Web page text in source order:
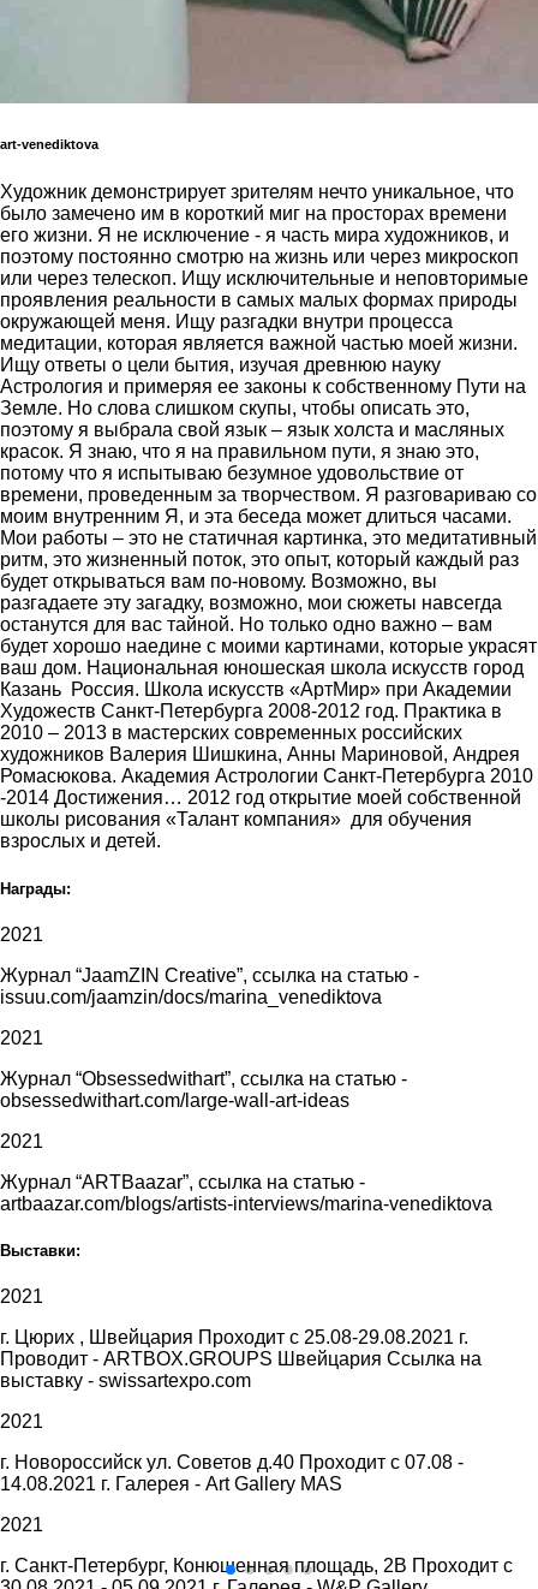
art-venediktova
Художник демонстрирует зрителям нечто уникальное, что
было замечено им в короткий миг на просторах времени
его жизни. Я не исключение - я часть мира художников, и
поэтому постоянно смотрю на жизнь или через микроскоп
или через телескоп. Ищу исключительные и неповторимые
проявления реальности в самых малых формах природы
окружающей меня. Ищу разгадки внутри процесса
медитации, которая является важной частью моей жизни.
Ищу ответы о цели бытия, изучая древнюю науку
Астрология и примеряя ее законы к собственному Пути на
Земле. Но слова слишком скупы, чтобы описать это,
поэтому я выбрала свой язык – язык холста и масляных
красок. Я знаю, что я на правильном пути, я знаю это,
потому что я испытываю безумное удовольствие от
времени, проведенным за творчеством. Я разговариваю со
моим внутренним Я, и эта беседа может длиться часами.
Мои работы – это не статичная картинка, это медитативный
ритм, это жизненный поток, это опыт, который каждый раз
будет открываться вам по-новому. Возможно, вы
разгадаете эту загадку, возможно, мои сюжеты навсегда
останутся для вас тайной. Но только одно важно – вам
будет хорошо наедине с моими картинами, которые украсят
ваш дом. Национальная юношеская школа искусств город
Казань Россия. Школа искусств «АртМир» при Академии
Художеств Санкт-Петербурга 2008-2012 год. Практика в
2010 – 2013 в мастерских современных российских
художников Валерия Шишкина, Анны Мариновой, Андрея
Ромасюкова. Академия Астрологии Санкт-Петербурга 2010
-2014 Достижения… 2012 год открытие моей собственной
школы рисования «Талант компания» для обучения
взрослых и детей.
Награды:
2021
Журнал “JaamZIN Creative”, ссылка на статью -
issuu.com/jaamzin/docs/marina_venediktova
2021
Журнал “Obsessedwithart”, ссылка на статью -
obsessedwithart.com/large-wall-art-ideas
2021
Журнал “ARTBaazar”, ссылка на статью -
artbaazar.com/blogs/artists-interviews/marina-venediktova
Выставки:
2021
г. Цюрих , Швейцария Проходит с 25.08-29.08.2021 г.
Проводит - ARTBOX.GROUPS Швейцария Ссылка на
выставку - swissartexpo.com
2021
г. Новороссийск ул. Советов д.40 Проходит с 07.08 -
14.08.2021 г. Галерея - Art Gallery MAS
2021
г. Санкт-Петербург, Конюшенная площадь, 2В Проходит с